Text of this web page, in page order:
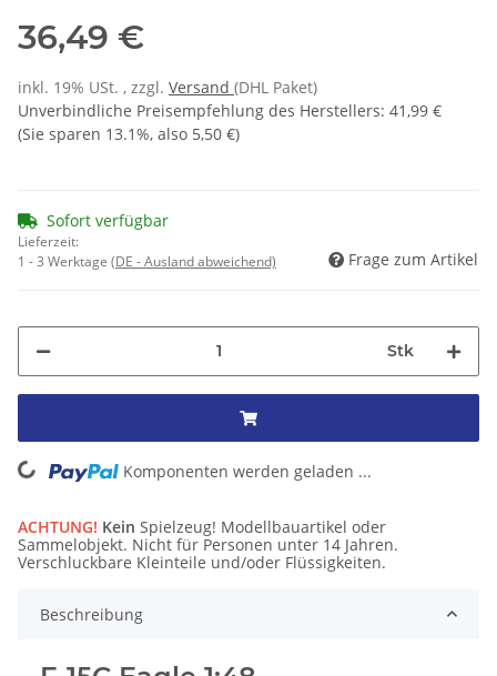
36,49 €
inkl. 19% USt. , zzgl. Versand (DHL Paket)
Unverbindliche Preisempfehlung des Herstellers: 41,99 €
(Sie sparen 13.1%, also 5,50 €)
Sofort verfügbar
Lieferzeit:
1 - 3 Werktage (DE - Ausland abweichend) Frage zum Artikel
Stk
Loading... Komponenten werden geladen ...
ACHTUNG! Kein Spielzeug! Modellbauartikel oder
Sammelobjekt. Nicht für Personen unter 14 Jahren.
Verschluckbare Kleinteile und/oder Flüssigkeiten.
Beschreibung